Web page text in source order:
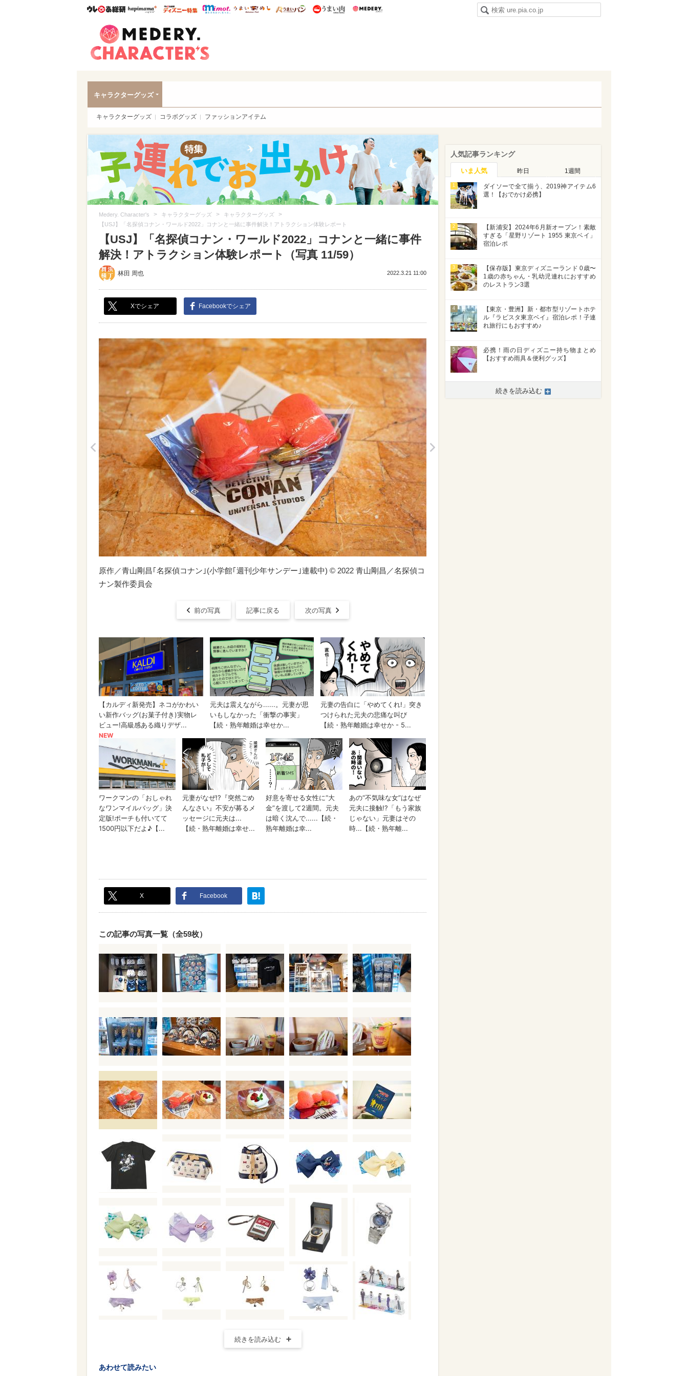
ウレぴあ総研ハピママ* ウレぴあ総研 ディズニー特集
mimot. うまいめし うまいパン うまい肉
キャラクターグッズ
キャラクターグッズ コラボグッズ ファッションアイテム
Medery. Character's > キャラクターグッズ > キャラクターグッズ >
【USJ】「名探偵コナン・ワールド2022」コナンと一緒に事件解決！アトラクション体験レポート
【USJ】「名探偵コナン・ワールド2022」コナンと一緒に事件
解決！アトラクション体験レポート（写真 11/59）
林田 周也 2022.3.21 11:00
Xでシェア Facebookでシェア
原作／青山剛昌｢名探偵コナン｣(小学館｢週刊少年サンデー｣連載中) © 2022 青山剛昌／名探偵コ
ナン製作委員会
前の写真 記事に戻る 次の写真
X Facebook
この記事の写真一覧（全59枚）
続きを読み込む
あわせて読みたい
人気記事ランキング
いま人気 昨日 1週間
1
ダイソーで全て揃う、2019神アイテム6
選！【おでかけ必携】
2
【新浦安】2024年6月新オープン！素敵
すぎる「星野リゾート 1955 東京ベイ」
宿泊レポ
3
【保存版】東京ディズニーランド 0歳〜
1歳の赤ちゃん・乳幼児連れにおすすめ
のレストラン3選
4
【東京・豊洲】新・都市型リゾートホテ
ル『ラビスタ東京ベイ』宿泊レポ！子連
れ旅行にもおすすめ♪
5
必携！雨の日ディズニー持ち物まとめ
【おすすめ雨具＆便利グッズ】
続きを読み込む